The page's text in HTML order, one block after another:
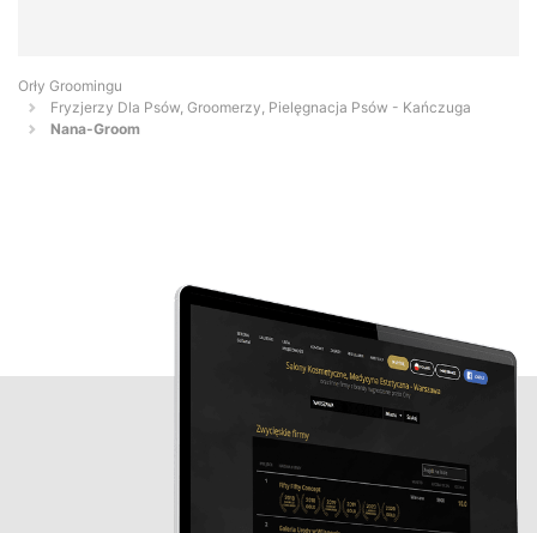
Orły Groomingu
Fryzjerzy Dla Psów, Groomerzy, Pielęgnacja Psów - Kańczuga
Nana-Groom